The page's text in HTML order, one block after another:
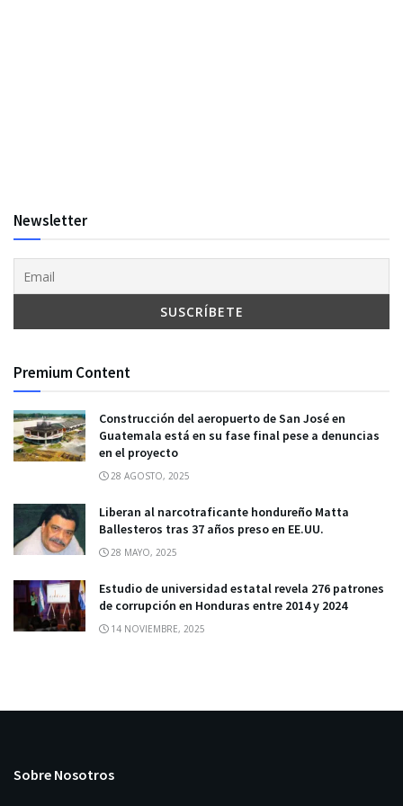
Newsletter
Premium Content
Construcción del aeropuerto de San José en
Guatemala está en su fase final pese a denuncias
en el proyecto
28 AGOSTO, 2025
Liberan al narcotraficante hondureño Matta
Ballesteros tras 37 años preso en EE.UU.
28 MAYO, 2025
Estudio de universidad estatal revela 276 patrones
de corrupción en Honduras entre 2014 y 2024
14 NOVIEMBRE, 2025
Sobre Nosotros